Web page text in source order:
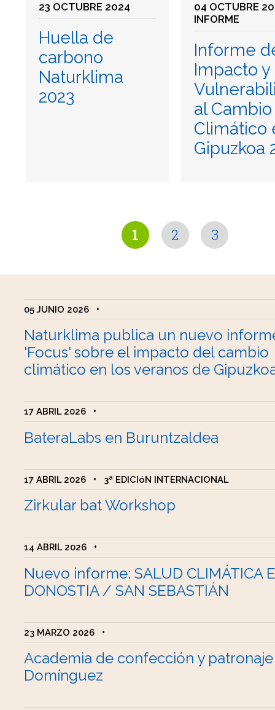
23 OCTUBRE 2024
Huella de
carbono
Naturklima
2023
04 OCTUBRE
INFORME
Informe
Impacto y
al Cambio
Climático
Gipuzkoa
1 2 3
05 JUNIO 2026 •
Naturklima publica un nuevo
'Focus' sobre el impacto del cambio
climático en los veranos de
17 ABRIL 2026 •
BateraLabs en Buruntzaldea
17 ABRIL 2026 • 3ª EDICIóN INTERNACIONAL
Zirkular bat Workshop
14 ABRIL 2026 •
Nuevo informe: SALUD CLIMÁTICA
DONOSTIA / SAN SEBASTIÁN
23 MARZO 2026 •
Academia de confección y
Domínguez